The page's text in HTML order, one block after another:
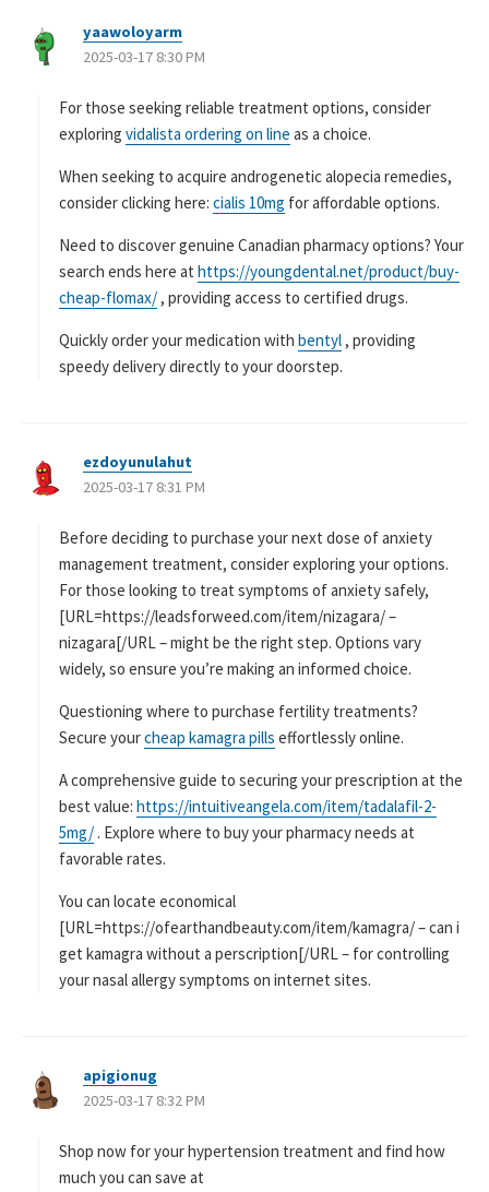
yaawoloyarm
り
2025-03-17 8:30 PM
For those seeking reliable treatment options, consider
exploring vidalista ordering on line as a choice.
When seeking to acquire androgenetic alopecia remedies,
consider clicking here: cialis 10mg for affordable options.
Need to discover genuine Canadian pharmacy options? Your
search ends here at https://youngdental.net/product/buy-
cheap-flomax/, providing access to certified drugs.
Quickly order your medication with bentyl, providing
speedy delivery directly to your doorstep.
ezdoyunulahut
り
2025-03-17 8:31 PM
Before deciding to purchase your next dose of anxiety
management treatment, consider exploring your options.
For those looking to treat symptoms of anxiety safely,
[URL=https://leadsforweed.com/item/nizagara/ –
nizagara[/URL – might be the right step. Options vary
widely, so ensure you’re making an informed choice.
Questioning where to purchase fertility treatments?
Secure yourcheap kamagra pills effortlessly online.
A comprehensive guide to securing your prescription at the
best value: https://intuitiveangela.com/item/tadalafil-2-
5mg/ . Explore where to buy your pharmacy needs at
favorable rates.
You can locate economical
[URL=https://ofearthandbeauty.com/item/kamagra/ – can i
get kamagra without a perscription[/URL – for controlling
your nasal allergy symptoms on internet sites.
apigionug
り
2025-03-17 8:32 PM
Shop now for your hypertension treatment and find how
much you can save at